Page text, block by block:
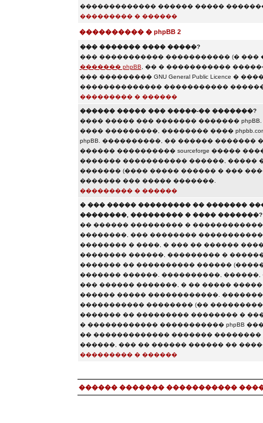
������������� ������ �����
��������� � ������
���������� � phpBB 2
��� ������� ���� �����?
��� ����������� ����������� (�
������� phpBB , �� � �����������
��� ��������� GNU General Public Licence
�������������� �����������
��������� � ������
������ ����� ��� �����-�� �������?
���� ����� ��� ������� �������
���� ���������, �������� ����
phpBB. ����������, �� ������ �������
������ ���������� sourceforge �����
������� ����������� ������, �����
������� (���� ����� ������ � ���
������� ��� ����� �������.
��������� � ������
� ��� ����� ��������� �� �������
��������, ��������� � ���� �������?
�� ������ ��������� �
��������, ��� ��������
�������� � ����, � ��� �� ������
�������� ������, ��������� �
������� �� ���������� ������ (��������
������� ������. ����������, ������,
��� ������ �������, � �� �����
������ ����� ������������.
����������� �������� (��
������� �� ��������� �������� �
� ������������ ����������� phpBB
�� ������������� �������
������, ��� �� ������ ������ ��
��������� � ������
������ ������� �����������